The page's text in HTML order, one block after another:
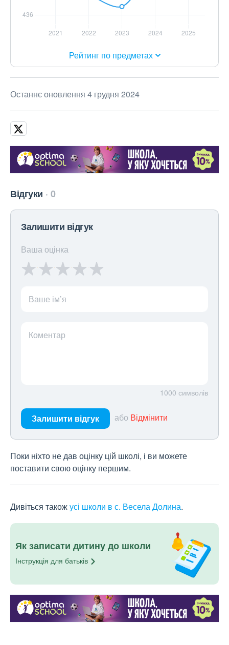
Рейтинг по предметах
Останнє оновлення 4 грудня 2024
Відгуки 0
Залишити відгук
Ваша оцінка
Ваше ім’я
Коментар
1000 символів
Залишити відгук або Відмінити
Поки ніхто не дав оцінку цій школі, і ви можете
поставити свою оцінку першим.
Дивіться такожусі школи в с. Весела Долина.
Як записати дитину до школи
Інструкція для батьків